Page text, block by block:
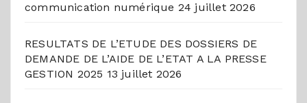
communication numérique 24 juillet 2026
RESULTATS DE L’ETUDE DES DOSSIERS DE
DEMANDE DE L’AIDE DE L’ETAT A LA PRESSE
GESTION 2025 13 juillet 2026